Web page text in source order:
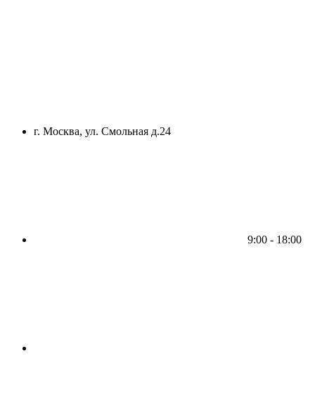
г. Москва, ул. Смольная д.24
9:00 - 18:00